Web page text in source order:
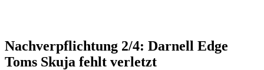
Nachverpflichtung 2/4: Darnell Edge
Toms Skuja fehlt verletzt